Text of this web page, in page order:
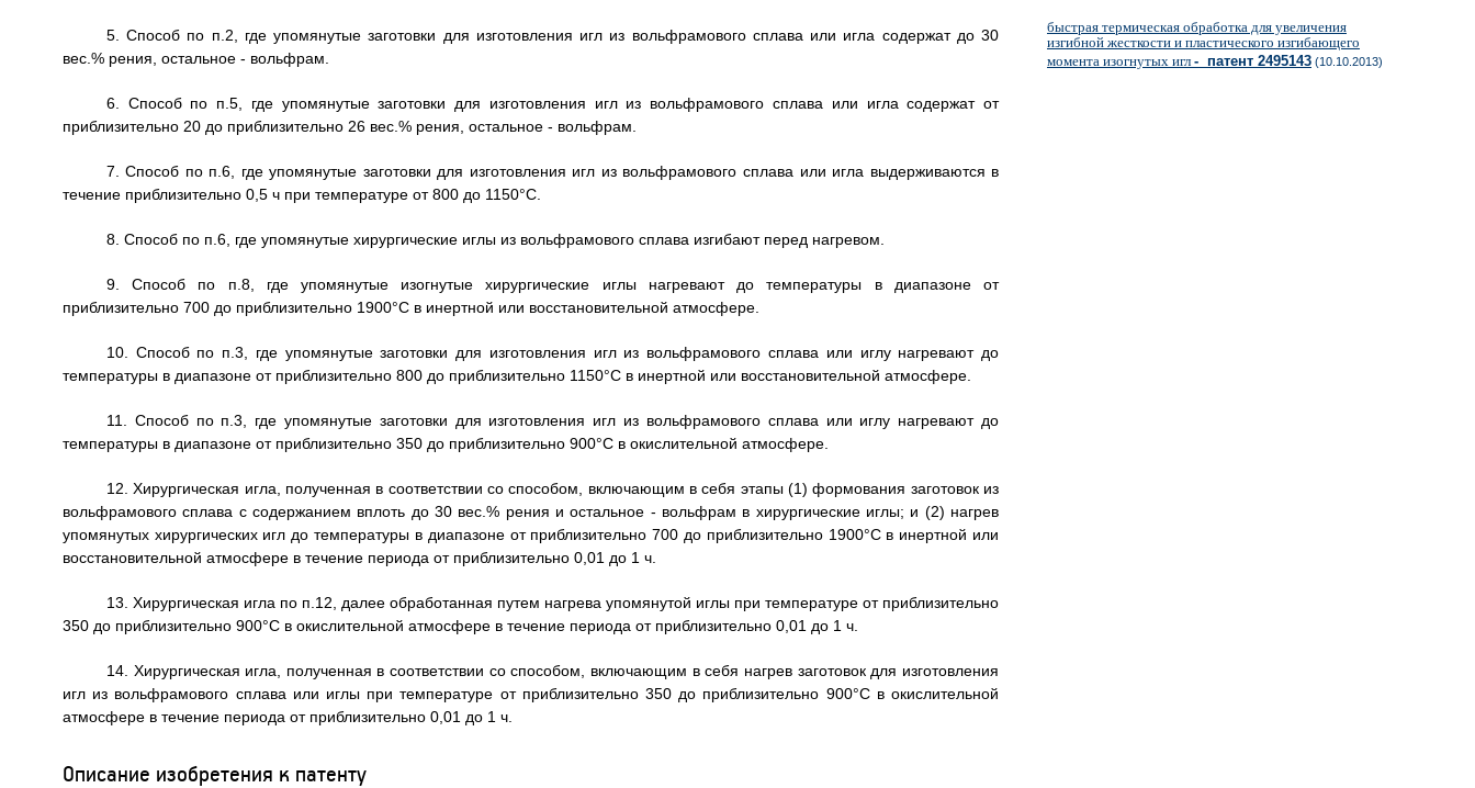
5. Способ по п.2, где упомянутые заготовки для изготовления игл из вольфрамового сплава или игла содержат до 30
вес.% рения, остальное - вольфрам.
6. Способ по п.5, где упомянутые заготовки для изготовления игл из вольфрамового сплава или игла содержат от
приблизительно 20 до приблизительно 26 вес.% рения, остальное - вольфрам.
7. Способ по п.6, где упомянутые заготовки для изготовления игл из вольфрамового сплава или игла выдерживаются в
течение приблизительно 0,5 ч при температуре от 800 до 1150°C.
8. Способ по п.6, где упомянутые хирургические иглы из вольфрамового сплава изгибают перед нагревом.
9. Способ по п.8, где упомянутые изогнутые хирургические иглы нагревают до температуры в диапазоне от
приблизительно 700 до приблизительно 1900°C в инертной или восстановительной атмосфере.
10. Способ по п.3, где упомянутые заготовки для изготовления игл из вольфрамового сплава или иглу нагревают до
температуры в диапазоне от приблизительно 800 до приблизительно 1150°C в инертной или восстановительной атмосфере.
11. Способ по п.3, где упомянутые заготовки для изготовления игл из вольфрамового сплава или иглу нагревают до
температуры в диапазоне от приблизительно 350 до приблизительно 900°C в окислительной атмосфере.
12. Хирургическая игла, полученная в соответствии со способом, включающим в себя этапы (1) формования заготовок из
вольфрамового сплава с содержанием вплоть до 30 вес.% рения и остальное - вольфрам в хирургические иглы; и (2) нагрев
упомянутых хирургических игл до температуры в диапазоне от приблизительно 700 до приблизительно 1900°C в инертной или
восстановительной атмосфере в течение периода от приблизительно 0,01 до 1 ч.
13. Хирургическая игла по п.12, далее обработанная путем нагрева упомянутой иглы при температуре от приблизительно
350 до приблизительно 900°C в окислительной атмосфере в течение периода от приблизительно 0,01 до 1 ч.
14. Хирургическая игла, полученная в соответствии со способом, включающим в себя нагрев заготовок для изготовления
игл из вольфрамового сплава или иглы при температуре от приблизительно 350 до приблизительно 900°C в окислительной
атмосфере в течение периода от приблизительно 0,01 до 1 ч.
Описание изобретения к патенту
быстрая термическая обработка для увеличения
изгибной жесткости и пластического изгибающего
момента изогнутых игл - патент 2495143 (10.10.2013)